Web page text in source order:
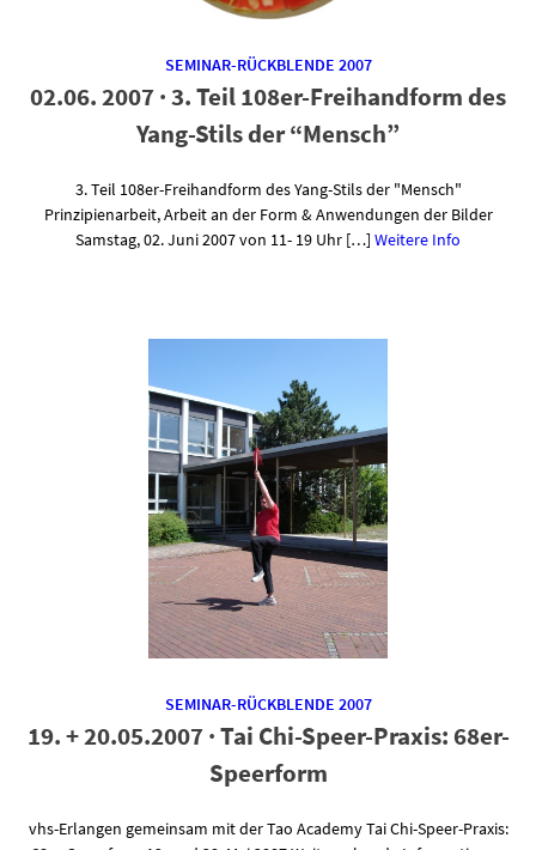
SEMINAR-RÜCKBLENDE 2007
02.06. 2007 · 3. Teil 108er-Freihandform des
Yang-Stils der “Mensch”
3. Teil 108er-Freihandform des Yang-Stils der "Mensch"
Prinzipienarbeit, Arbeit an der Form & Anwendungen der Bilder
Samstag, 02. Juni 2007 von 11- 19 Uhr […] Weitere Info
SEMINAR-RÜCKBLENDE 2007
19. + 20.05.2007 · Tai Chi-Speer-Praxis: 68er-
Speerform
vhs-Erlangen gemeinsam mit der Tao Academy Tai Chi-Speer-Praxis: